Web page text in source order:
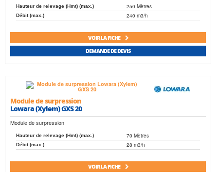
Hauteur de relevage (Hmt) (max.) 250 Mètres
Débit (max.) 240 m3/h
VOIR LA FICHE
DEMANDE DE DEVIS
Module de surpression
Lowara (Xylem) GXS 20
Module de surpression
Hauteur de relevage (Hmt) (max.) 70 Mètres
Débit (max.) 28 m3/h
VOIR LA FICHE